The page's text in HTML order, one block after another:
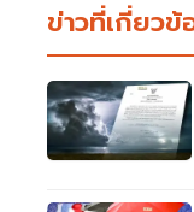
ข่าวที่เกี่ยวข้